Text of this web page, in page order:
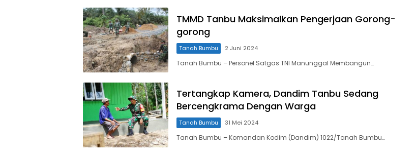
TMMD Tanbu Maksimalkan Pengerjaan Gorong-
gorong
Tanah Bumbu 2 Juni 2024
Tanah Bumbu – Personel Satgas TNI Manunggal Membangun…
Tertangkap Kamera, Dandim Tanbu Sedang
Bercengkrama Dengan Warga
Tanah Bumbu 31 Mei 2024
Tanah Bumbu – Komandan Kodim (Dandim) 1022/Tanah Bumbu…